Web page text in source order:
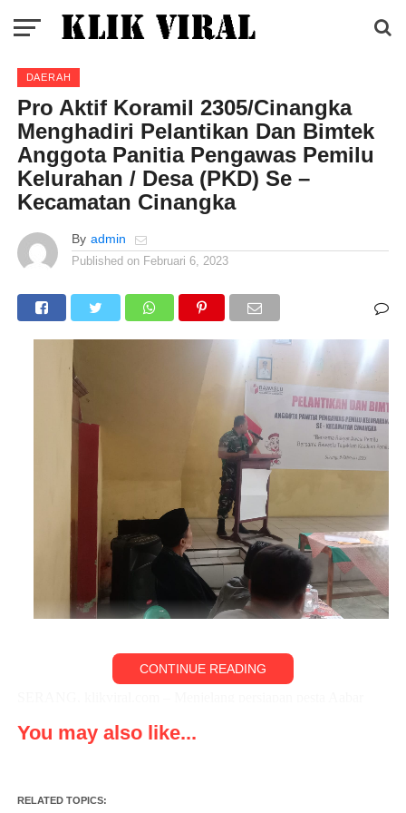
DAERAH
Pro Aktif Koramil 2305/Cinangka
Menghadiri Pelantikan Dan Bimtek
Anggota Panitia Pengawas Pemilu
Kelurahan / Desa (PKD) Se –
Kecamatan Cinangka
By admin
Published on Februari 6, 2023
Sertu Wahyu
lebih,panwaslu kabupaten Serang mengadakan penyelenggaraan
CONTINUE READING
You may also like...
RELATED TOPICS: